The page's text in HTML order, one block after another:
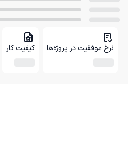
نرخ موفقیت در پروژه‌ها کیفیت کار